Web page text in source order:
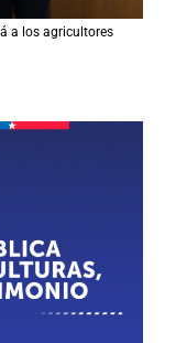
a los agricultores